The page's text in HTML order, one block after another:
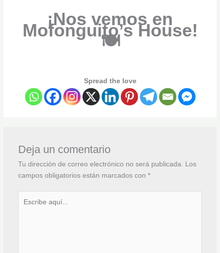
¡Nos vemos en
Mofonguito’s House!
🍽️
Spread the love
Deja un comentario
Tu dirección de correo electrónico no será publicada.
Los
campos obligatorios están marcados con *